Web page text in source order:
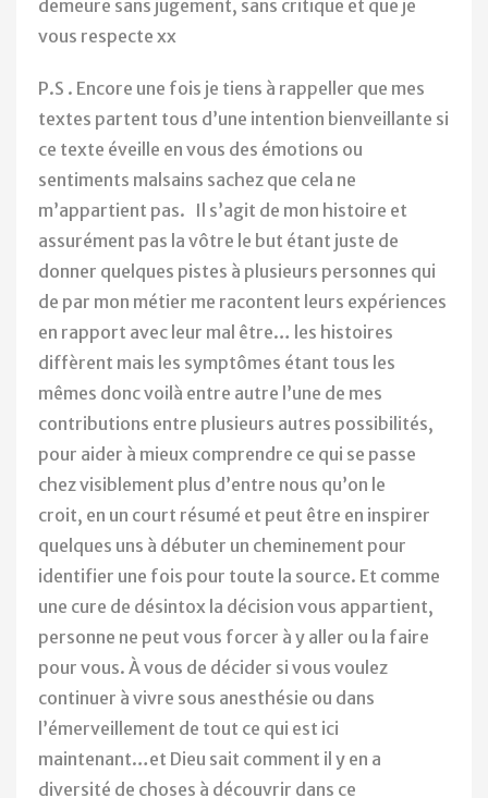
demeure sans jugement, sans critique et que je
vous respecte xx
P.S . Encore une fois je tiens à rappeller que mes
textes partent tous d’une intention bienveillante si
ce texte éveille en vous des émotions ou
sentiments malsains sachez que cela ne
m’appartient pas. Il s’agit de mon histoire et
assurément pas la vôtre le but étant juste de
donner quelques pistes à plusieurs personnes qui
de par mon métier me racontent leurs expériences
en rapport avec leur mal être… les histoires
diffèrent mais les symptômes étant tous les
mêmes donc voilà entre autre l’une de mes
contributions entre plusieurs autres possibilités,
pour aider à mieux comprendre ce qui se passe
chez visiblement plus d’entre nous qu’on le
croit, en un court résumé et peut être en inspirer
quelques uns à débuter un cheminement pour
identifier une fois pour toute la source. Et comme
une cure de désintox la décision vous appartient,
personne ne peut vous forcer à y aller ou la faire
pour vous. À vous de décider si vous voulez
continuer à vivre sous anesthésie ou dans
l’émerveillement de tout ce qui est ici
maintenant…et Dieu sait comment il y en a
diversité de choses à découvrir dans ce